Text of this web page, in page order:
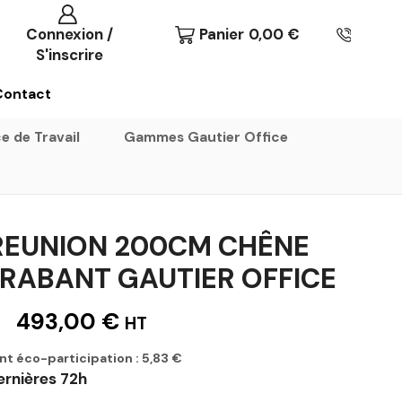
Connexion /
S'inscrire
Panier 0,00 €
de Travail Gammes Gautier Office
200CM CHÊNE
GAUTIER OFFICE
493,00 € HT
éco-participation : 5,83 €
72h